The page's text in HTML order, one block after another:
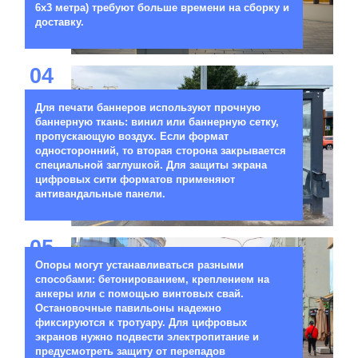
6х3 метра) требуют больше времени на сборку и
доставку.
04
Для печати баннеров используют прочную
баннерную ткань: винил или баннерную сетку,
пропускающую воздух. Если формат
односторонний, то вторая сторона закрывается
специальной заглушкой. Для защиты экрана
цифровых сити форматов применяют
антивандальные панели.
05
Опоры могут устанавливаться разными
способами: бетонированием, креплением на
анкеры или с помощью винтовых свай.
Остановочные павильоны надежно
фиксируются к тротуару. Для цифровых
экранов нужно подвести электропитание и
предусмотреть защиту от перепадов